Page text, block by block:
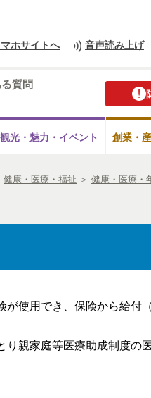
マホサイトへ 音声読み上げ
質問
観光・魅力・ イベント 創業・
健康・医療・福祉 ＞ 健康・医療・
使用でき、保険から給付
親家庭等医療助成制度の